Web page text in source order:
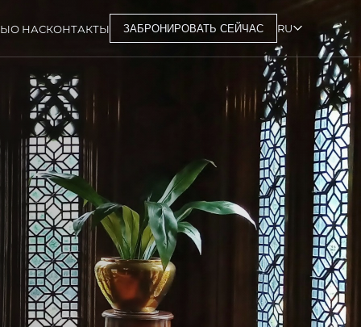
О НАСКОНТАКТЫ ЗАБРОНИРОВАТЬ СЕЙЧАС RU